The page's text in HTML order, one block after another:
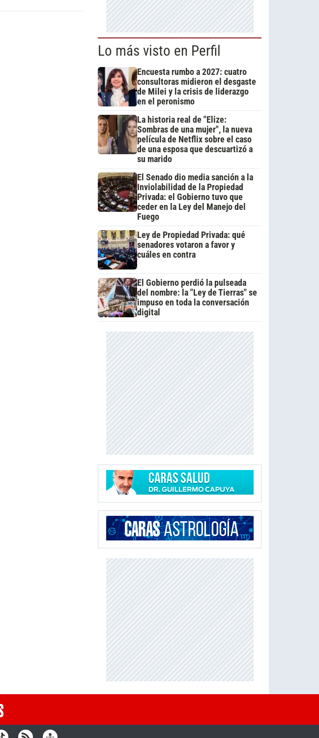
Lo más visto en Perfil
Encuesta rumbo a 2027: cuatro
consultoras midieron el desgaste
de Milei y la crisis de liderazgo
en el peronismo
La historia real de "Elize:
Sombras de una mujer", la nueva
película de Netflix sobre el caso
de una esposa que descuartizó a
su marido
El Senado dio media sanción a la
Inviolabilidad de la Propiedad
Privada: el Gobierno tuvo que
ceder en la Ley del Manejo del
Fuego
Ley de Propiedad Privada: qué
senadores votaron a favor y
cuáles en contra
El Gobierno perdió la pulseada
del nombre: la "Ley de Tierras" se
impuso en toda la conversación
digital